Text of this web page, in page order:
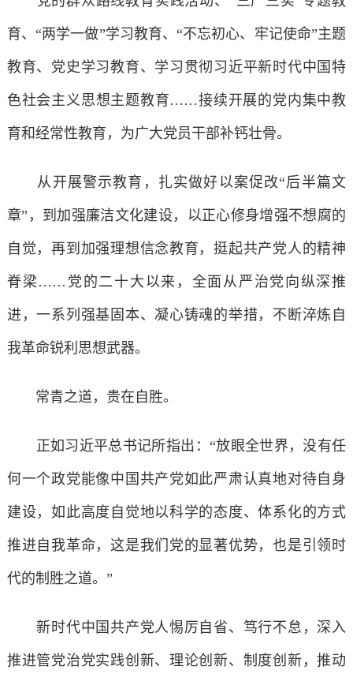
育、“两学一做”学习教育、“不忘初心、牢记使命”主题
教育、党史学习教育、学习贯彻习近平新时代中国特
色社会主义思想主题教育……接续开展的党内集中教
育和经常性教育，为广大党员干部补钙壮骨。
从开展警示教育，扎实做好以案促改“后半篇文
章”，到加强廉洁文化建设，以正心修身增强不想腐的
自觉，再到加强理想信念教育，挺起共产党人的精神
脊梁……党的二十大以来，全面从严治党向纵深推
进，一系列强基固本、凝心铸魂的举措，不断淬炼自
我革命锐利思想武器。
常青之道，贵在自胜。
正如习近平总书记所指出：“放眼全世界，没有任
何一个政党能像中国共产党如此严肃认真地对待自身
建设，如此高度自觉地以科学的态度、体系化的方式
推进自我革命，这是我们党的显著优势，也是引领时
代的制胜之道。”
新时代中国共产党人惕厉自省、笃行不怠，深入
推进管党治党实践创新、理论创新、制度创新，推动